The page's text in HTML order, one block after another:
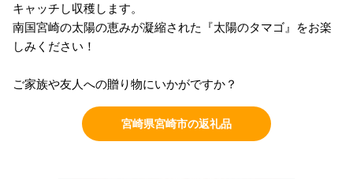
キャッチし収穫します。
南国宮崎の太陽の恵みが凝縮された『太陽のタマゴ』をお楽
しみください！
ご家族や友人への贈り物にいかがですか？
宮崎県宮崎市の返礼品